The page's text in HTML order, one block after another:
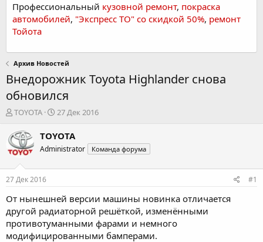
Профессиональный кузовной ремонт, покраска
автомобилей, "Экспресс ТО" со скидкой 50%, ремонт
Тойота
Архив Новостей
Внедорожник Toyota Highlander снова
обновился
А
т
о
р
е
м
ы
TOYOTA
Д
т
н
л
27 Дек 2016
TOYOTA
Administrator Команда форума
27 Дек 2016 #1
От нынешней версии машины новинка отличается
другой радиаторной решёткой, изменёнными
противотуманными фарами и немного
модифицированными бамперами.